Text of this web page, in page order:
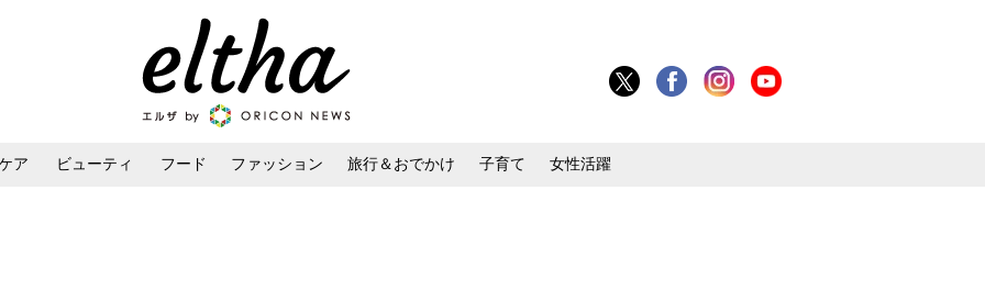
ア ビューティ フード ファッション 旅行＆おでかけ 子育て 女性活躍